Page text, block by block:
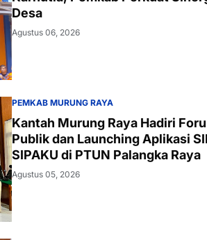
Desa
Agustus 06, 2026
PEMKAB MURUNG RAYA
Kantah Murung Raya Hadiri
Publik dan Launching Aplikasi
SIPAKU di PTUN Palangka Raya
Agustus 05, 2026